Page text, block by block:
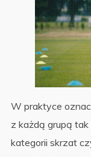
W praktyce
z każdą grupą
kategorii skrzat